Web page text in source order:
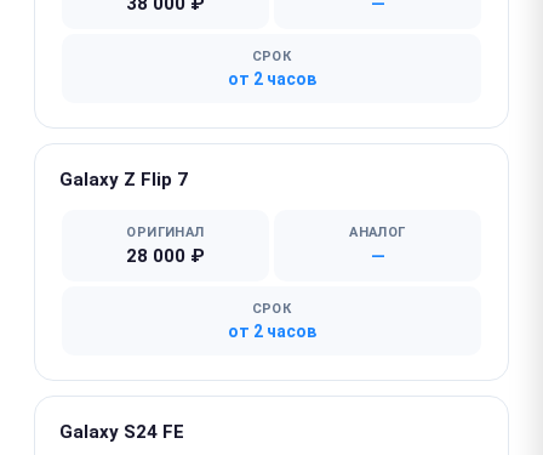
СРОК
от 2 часов
Galaxy Z Flip 7
ОРИГИНАЛ
28 000 ₽
АНАЛОГ
—
СРОК
от 2 часов
Galaxy S24 FE